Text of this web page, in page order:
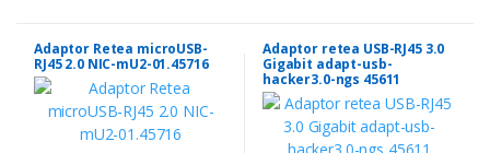
Adaptor Retea microUSB-
RJ45 2.0 NIC-mU2-01.45716
Adaptor retea USB-RJ45 3.0
Gigabit adapt-usb-
hacker3.0-ngs 45611